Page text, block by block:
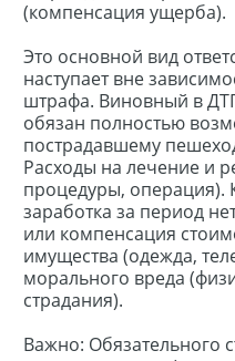
(компенсация ущерба).
Это основной вид
наступает вне
штрафа. Виновный в
обязан полностью
пострадавшему
Расходы на лечение и
процедуры, операция).
заработка за период
или компенсация
имущества (одежда,
морального вреда
страдания).
Важно: Обязательного